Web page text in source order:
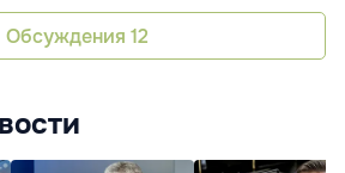
Обсуждения 12